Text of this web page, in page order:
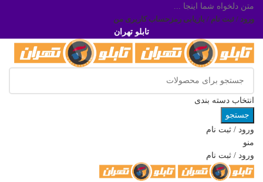
متن دلخواه شما اینجا ...
ورود / ثبت نام / بازیابی رمز حساب کاربری من
تابلو تهران
انتخاب دسته بندی
جستجو
ورود / ثبت نام
منو
ورود / ثبت نام